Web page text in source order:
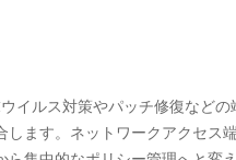
イルス対策やパッチ修復など
ます。ネットワークアクセス